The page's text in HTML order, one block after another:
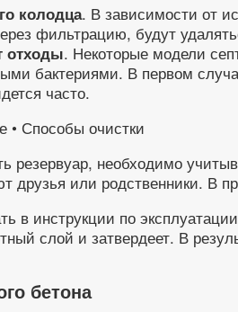
колодца. В зависимости от
фильтрацию, будут
отходы. Некоторые модели
бактериями. В первом
часто.
необходимо
друзья или родственники. В
в инструкции по
слой и затвердеет. В
бетона